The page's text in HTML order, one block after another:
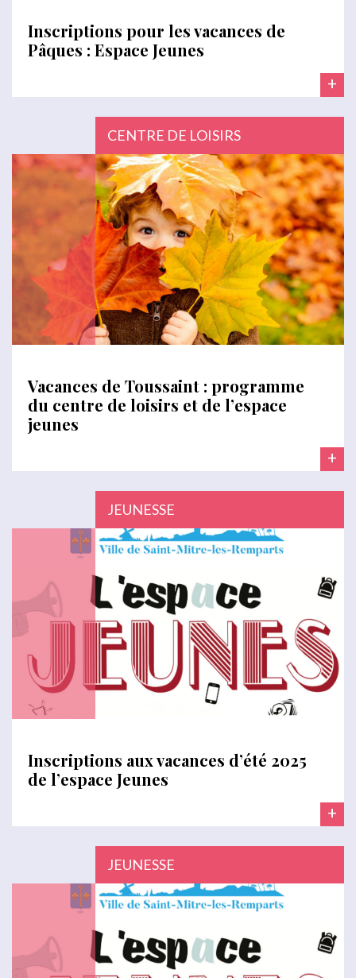
Inscriptions pour les vacances de
Pâques : Espace Jeunes
+
CENTRE DE LOISIRS
Vacances de Toussaint : programme
du centre de loisirs et de l’espace
jeunes
+
JEUNESSE
Inscriptions aux vacances d’été 2025
de l’espace Jeunes
+
JEUNESSE